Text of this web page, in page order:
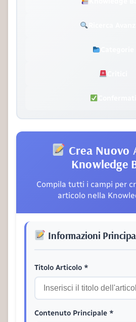
Crea Nuovo
Knowledge
Compila tutti i campi per
articolo nella
Informazioni
Titolo Articolo *
Contenuto Principale *